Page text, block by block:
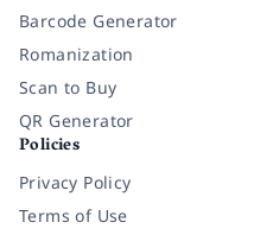
Barcode Generator
Romanization
Scan to Buy
QR Generator
Policies
Privacy Policy
Terms of Use